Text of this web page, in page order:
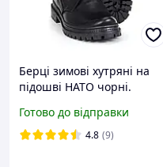
Берці зимові хутряні на
підошві НАТО чорні.
Готово до відправки
4.8 (9)